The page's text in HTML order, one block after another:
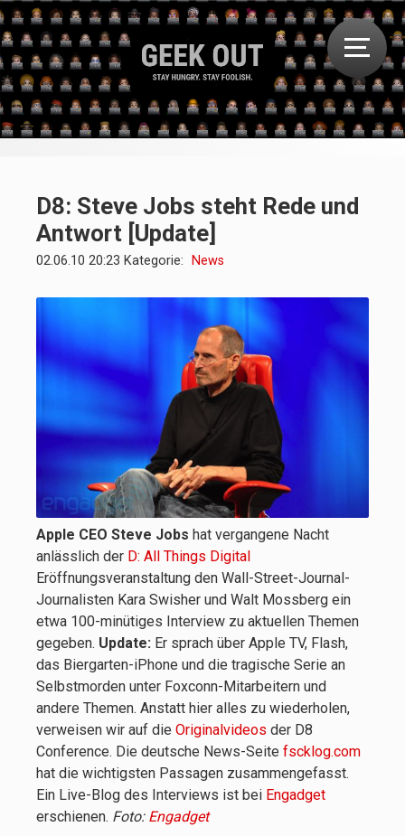
D8: Steve Jobs steht Rede und
Antwort [Update]
02.06.10 20:23 Kategorie: News
Apple CEO Steve Jobs hat vergangene Nacht
anlässlich der D: All Things Digital
Eröffnungsveranstaltung den Wall-Street-Journal-
Journalisten Kara Swisher und Walt Mossberg ein
etwa 100-minütiges Interview zu aktuellen Themen
gegeben. Update: Er sprach über Apple TV, Flash,
das Biergarten-iPhone und die tragische Serie an
Selbstmorden unter Foxconn-Mitarbeitern und
andere Themen. Anstatt hier alles zu wiederholen,
verweisen wir auf die Originalvideos der D8
Conference. Die deutsche News-Seite fscklog.com
hat die wichtigsten Passagen zusammengefasst.
Ein Live-Blog des Interviews ist bei Engadget
erschienen. Foto: Engadget